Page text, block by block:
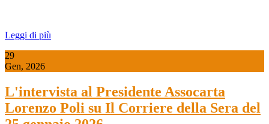
Leggi di più
29
Gen, 2026
L'intervista al Presidente Assocarta
Lorenzo Poli su Il Corriere della Sera del